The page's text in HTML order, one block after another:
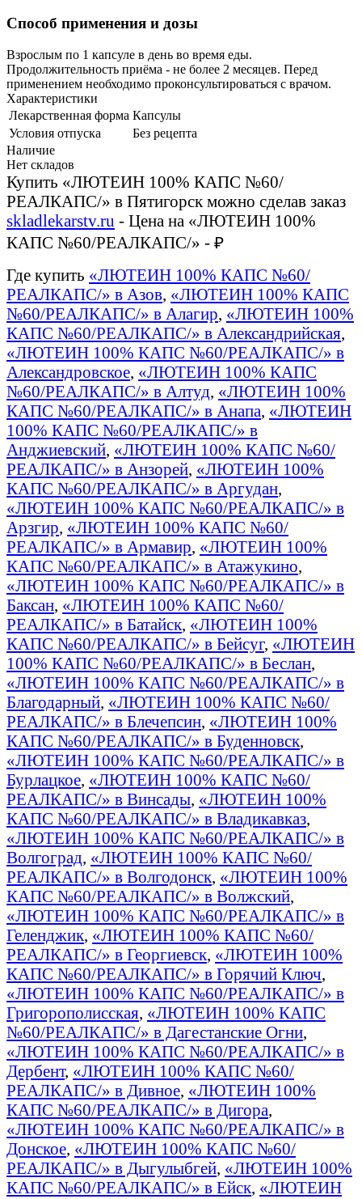
Способ применения и дозы
Взрослым по 1 капсуле в день во время еды.
Продолжительность приёма - не более 2 месяцев. Перед
применением необходимо проконсультироваться с врачом.
Характеристики
Лекарственная форма Капсулы
Условия отпуска
Без рецепта
Наличие
Нет складов
Купить «ЛЮТЕИН 100% КАПС №60/
РЕАЛКАПС/» в Пятигорск можно сделав заказ
skladlekarstv.ru - Цена на «ЛЮТЕИН 100%
КАПС №60/РЕАЛКАПС/» - ₽
Где купить «ЛЮТЕИН 100% КАПС №60/
РЕАЛКАПС/» в Азов, «ЛЮТЕИН 100% КАПС
№60/РЕАЛКАПС/» в Алагир, «ЛЮТЕИН 100%
КАПС №60/РЕАЛКАПС/» в Александрийская,
«ЛЮТЕИН 100% КАПС №60/РЕАЛКАПС/» в
Александровское, «ЛЮТЕИН 100% КАПС
№60/РЕАЛКАПС/» в Алтуд, «ЛЮТЕИН 100%
КАПС №60/РЕАЛКАПС/» в Анапа, «ЛЮТЕИН
100% КАПС №60/РЕАЛКАПС/» в
Анджиевский, «ЛЮТЕИН 100% КАПС №60/
РЕАЛКАПС/» в Анзорей, «ЛЮТЕИН 100%
КАПС №60/РЕАЛКАПС/» в Аргудан,
«ЛЮТЕИН 100% КАПС №60/РЕАЛКАПС/» в
Арзгир, «ЛЮТЕИН 100% КАПС №60/
РЕАЛКАПС/» в Армавир, «ЛЮТЕИН 100%
КАПС №60/РЕАЛКАПС/» в Атажукино,
«ЛЮТЕИН 100% КАПС №60/РЕАЛКАПС/» в
Баксан, «ЛЮТЕИН 100% КАПС №60/
РЕАЛКАПС/» в Батайск, «ЛЮТЕИН 100%
КАПС №60/РЕАЛКАПС/» в Бейсуг, «ЛЮТЕИН
100% КАПС №60/РЕАЛКАПС/» в Беслан,
«ЛЮТЕИН 100% КАПС №60/РЕАЛКАПС/» в
Благодарный, «ЛЮТЕИН 100% КАПС №60/
РЕАЛКАПС/» в Блечепсин, «ЛЮТЕИН 100%
КАПС №60/РЕАЛКАПС/» в Буденновск,
«ЛЮТЕИН 100% КАПС №60/РЕАЛКАПС/» в
Бурлацкое, «ЛЮТЕИН 100% КАПС №60/
РЕАЛКАПС/» в Винсады, «ЛЮТЕИН 100%
КАПС №60/РЕАЛКАПС/» в Владикавказ,
«ЛЮТЕИН 100% КАПС №60/РЕАЛКАПС/» в
Волгоград, «ЛЮТЕИН 100% КАПС №60/
РЕАЛКАПС/» в Волгодонск, «ЛЮТЕИН 100%
КАПС №60/РЕАЛКАПС/» в Волжский,
«ЛЮТЕИН 100% КАПС №60/РЕАЛКАПС/» в
Геленджик, «ЛЮТЕИН 100% КАПС №60/
РЕАЛКАПС/» в Георгиевск, «ЛЮТЕИН 100%
КАПС №60/РЕАЛКАПС/» в Горячий Ключ,
«ЛЮТЕИН 100% КАПС №60/РЕАЛКАПС/» в
Григорополисская, «ЛЮТЕИН 100% КАПС
№60/РЕАЛКАПС/» в Дагестанские Огни,
«ЛЮТЕИН 100% КАПС №60/РЕАЛКАПС/» в
Дербент, «ЛЮТЕИН 100% КАПС №60/
РЕАЛКАПС/» в Дивное, «ЛЮТЕИН 100%
КАПС №60/РЕАЛКАПС/» в Дигора,
«ЛЮТЕИН 100% КАПС №60/РЕАЛКАПС/» в
Донское, «ЛЮТЕИН 100% КАПС №60/
РЕАЛКАПС/» в Дыгулыбгей, «ЛЮТЕИН 100%
КАПС №60/РЕАЛКАПС/» в Ейск, «ЛЮТЕИН